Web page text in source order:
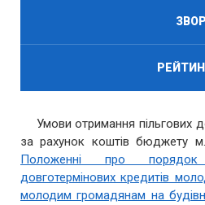
Умови отримання пільгових
за рахунок коштів бюджету
Положенні про порядок
довготермінових кредитів
молодим громадянам на